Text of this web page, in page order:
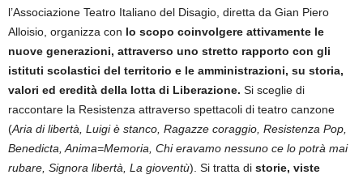
l’Associazione Teatro Italiano del Disagio, diretta da Gian Piero
Alloisio, organizza con lo scopo coinvolgere attivamente le
nuove generazioni, attraverso uno stretto rapporto con gli
istituti scolastici del territorio e le amministrazioni, su storia,
valori ed eredità della lotta di Liberazione. Si sceglie di
raccontare la Resistenza attraverso spettacoli di teatro canzone
(Aria di libertà, Luigi è stanco, Ragazze coraggio, Resistenza Pop,
Benedicta, Anima=Memoria, Chi eravamo nessuno ce lo potrà mai
rubare, Signora libertà, La gioventù). Si tratta di storie, viste